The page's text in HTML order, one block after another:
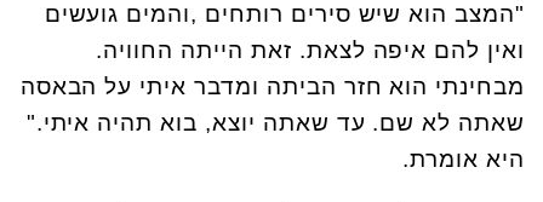
"המצב הוא שיש סירים רותחים ,והמים גועשים
ואין להם איפה לצאת. זאת הייתה החוויה.
מבחינתי הוא חזר הביתה ומדבר איתי על הבאסה
שאתה לא שם. עד שאתה יוצא, בוא תהיה איתי."
היא אומרת.